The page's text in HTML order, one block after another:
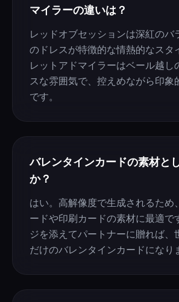
マイラーの違いは？
レッドオブセッションは深紅のバ
のドレスが特徴的な情熱的なスタ
レットアドマイラーはベール越し
スな雰囲気で、控えめながら印象
です。
バレンタインカードの素材と
か？
はい。高解像度で生成されるため
ードや印刷カードの素材に最適で
ジを添えてパートナーに贈れば、
だけのバレンタインカードになり